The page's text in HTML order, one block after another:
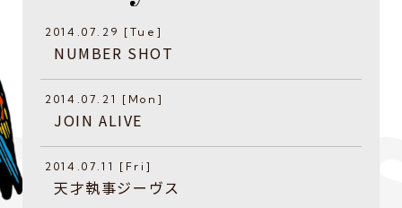
2014.07.29 [Tue]
NUMBER SHOT
2014.07.21 [Mon]
JOIN ALIVE
2014.07.11 [Fri]
天才執事ジーヴス